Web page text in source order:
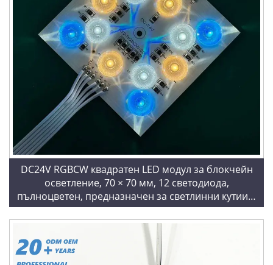
DC24V RGBCW квадратен LED модул за блокчейн
осветление, 70 × 70 мм, 12 светодиода,
пълноцветен, предназначен за светлинни кутии и
растегливи тавани/филмови тавани